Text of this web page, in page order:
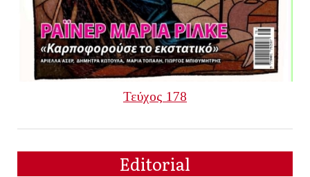
Τεύχος 178
Editorial